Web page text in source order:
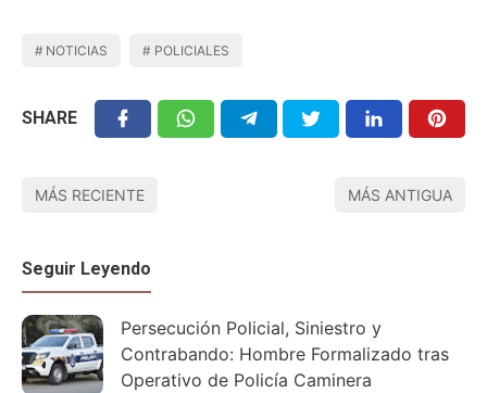
NOTICIAS POLICIALES
SHARE
MÁS RECIENTE MÁS ANTIGUA
Seguir Leyendo
Persecución Policial, Siniestro y
Contrabando: Hombre Formalizado tras
Operativo de Policía Caminera